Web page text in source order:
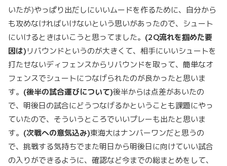
いたが)やっぱり出だしにいいムードを作るために、自分から
も攻めなければいけないという思いがあったので、シュート
にいけるときはいこうと思ってました。 (2Q流れを掴めた要
因は)リバウンドというのが大きくて、相手にいいシュートを
打たせないディフェンスからリバウンドを取って、簡単なオ
フェンスでシュートにつなげられたのが良かったと思いま
す。 (後半の試合運びについて)後半からは点差があいたの
で、明後日の試合にどうつなげるかということも課題にやっ
ていたので、そういうところでいいプレーも出たと思いま
す。 (次戦への意気込み)東海大はナンバーワンだと思うの
で、挑戦する気持ちでまた明日から明後日に向けていい試合
の入りができるように、確認など今までの総まとめをして、